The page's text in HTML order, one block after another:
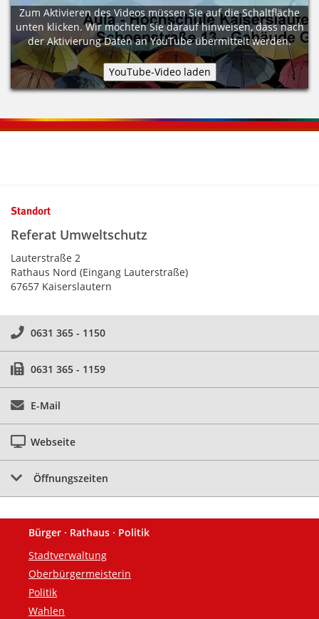
Zum Aktivieren des Videos müssen Sie auf die Schaltfläche
unten klicken. Wir möchten Sie darauf hinweisen, dass nach
der Aktivierung Daten an YouTube übermittelt werden.
Standort
Referat Umweltschutz
Lauterstraße 2
Rathaus Nord (Eingang Lauterstraße)
67657 Kaiserslautern
0631 365 - 1150
0631 365 - 1159
E-Mail
Webseite
Öffnungszeiten
Fußzeile
Bürger · Rathaus · Politik
Stadtverwaltung
Oberbürgermeisterin
Politik
Wahlen